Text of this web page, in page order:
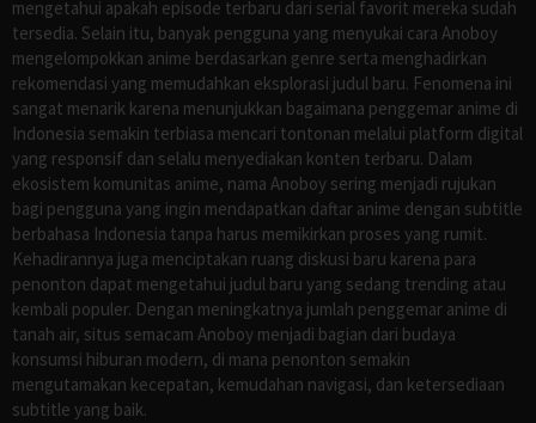
mengetahui apakah episode terbaru dari serial favorit mereka sudah
tersedia. Selain itu, banyak pengguna yang menyukai cara Anoboy
mengelompokkan anime berdasarkan genre serta menghadirkan
rekomendasi yang memudahkan eksplorasi judul baru. Fenomena ini
sangat menarik karena menunjukkan bagaimana penggemar anime di
Indonesia semakin terbiasa mencari tontonan melalui platform digital
yang responsif dan selalu menyediakan konten terbaru. Dalam
ekosistem komunitas anime, nama Anoboy sering menjadi rujukan
bagi pengguna yang ingin mendapatkan daftar anime dengan subtitle
berbahasa Indonesia tanpa harus memikirkan proses yang rumit.
Kehadirannya juga menciptakan ruang diskusi baru karena para
penonton dapat mengetahui judul baru yang sedang trending atau
kembali populer. Dengan meningkatnya jumlah penggemar anime di
tanah air, situs semacam Anoboy menjadi bagian dari budaya
konsumsi hiburan modern, di mana penonton semakin
mengutamakan kecepatan, kemudahan navigasi, dan ketersediaan
subtitle yang baik.